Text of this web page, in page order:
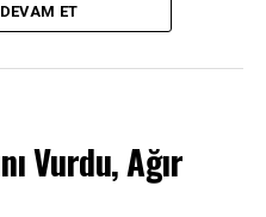
Beştepe’de
ET
Vurdu, Ağır